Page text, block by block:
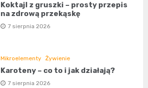
Koktajl z gruszki – prosty przepis
na zdrową przekąskę
7 sierpnia 2026
Mikroelementy Żywienie
Karoteny – co to i jak działają?
7 sierpnia 2026